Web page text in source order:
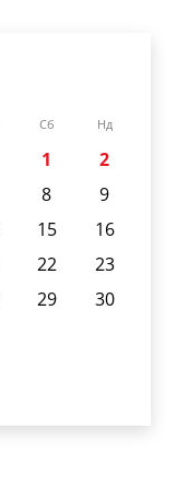
Сб Нд
1
2
8
9
15
16
22
23
29
30